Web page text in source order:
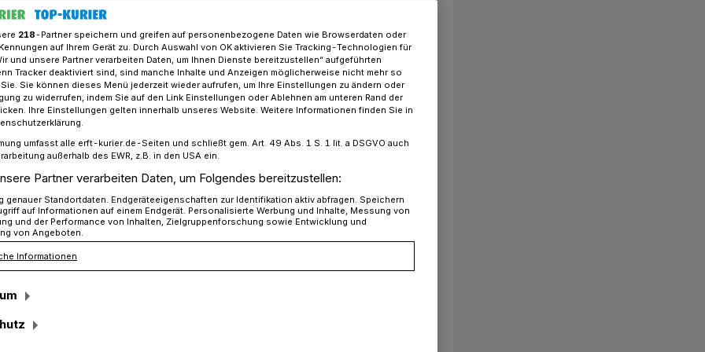
lädt zum Biwak ein
Gierath-Gubberath
zum großen
ausklingen, wird in
Kronprinz Markus Bansemer und
Donnerstag, 4. Juni, ab 13 Uhr zum
Gierath ein.
218-Partner speichern und greifen auf personenbezogene Daten wie Browserdaten oder
auf Ihrem Gerät zu. Durch Auswahl von OK aktivieren Sie Tracking-Technologien für
und unsere Partner verarbeiten Daten, um Ihnen Dienste bereitzustellen“ aufgeführten
Tracker deaktiviert sind, sind manche Inhalte und Anzeigen möglicherweise nicht mehr so
Sie können dieses Menü jederzeit wieder aufrufen, um Ihre Einstellungen zu ändern oder
zu widerrufen, indem Sie auf den Link Einstellungen oder Ablehnen am unteren Rand der
Ihre Einstellungen gelten innerhalb unseres Website. Weitere Informationen finden Sie in
umfasst alle erft-kurier.de-Seiten und schließt gem. Art. 49 Abs. 1 S. 1 lit. a DSGVO auch
außerhalb des EWR, z.B. in den USA ein.
Partner verarbeiten Daten, um Folgendes bereitzustellen:
genauer Standortdaten. Endgeräteeigenschaften zur Identifikation aktiv abfragen. Speichern
auf Informationen auf einem Endgerät. Personalisierte Werbung und Inhalte, Messung von
und der Performance von Inhalten, Zielgruppenforschung sowie Entwicklung und
von Angeboten.
Informationen